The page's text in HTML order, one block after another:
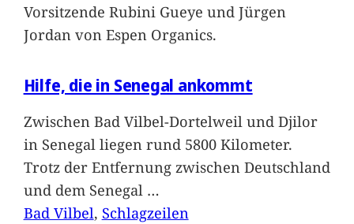
Vorsitzende Rubini Gueye und Jürgen
Jordan von Espen Organics.
Hilfe, die in Senegal ankommt
Zwischen Bad Vilbel-Dortelweil und Djilor
in Senegal liegen rund 5800 Kilometer.
Trotz der Entfernung zwischen Deutschland
und dem Senegal …
Bad Vilbel, Schlagzeilen